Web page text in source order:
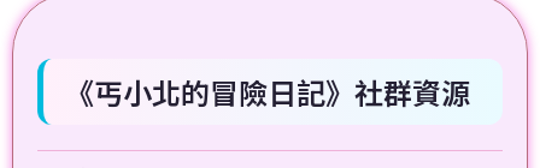
《丐小北的冒險日記》社群資源